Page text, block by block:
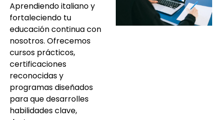
Aprendiendo italiano y
fortaleciendo tu
educación continua con
nosotros. Ofrecemos
cursos prácticos,
certificaciones
reconocidas y
programas diseñados
para que desarrolles
habilidades clave,